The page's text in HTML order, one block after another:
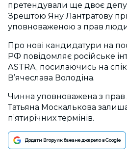
претендували ще двоє
Зрештою Яну Лантратову
уповноваженою з прав
Про нові кандидатури на
РФ повідомляє російське
ASTRA, посилаючись на
В’ячеслава Володіна.
Чинна уповноважена з
Татьяна Москалькова
п’ятирічних термінів.
Додати Вгору як бажане джерело в Google